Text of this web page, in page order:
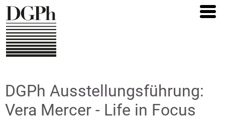
Direkt
zum
Inhalt
DGPh Ausstellungsführung:
Vera Mercer - Life in Focus